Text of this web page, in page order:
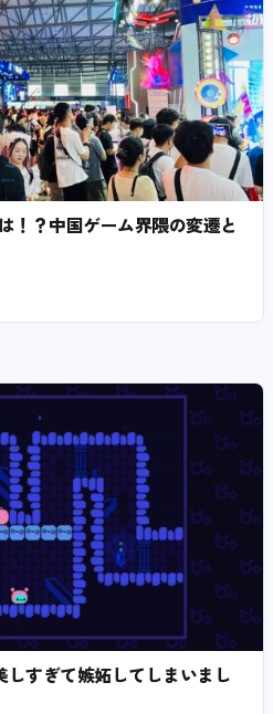
！？中国ゲーム界隈の変遷と
すぎて嫉妬してしまいまし